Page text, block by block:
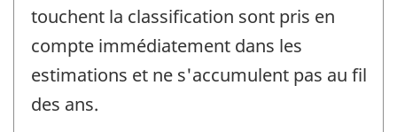
touchent la classification sont pris en
compte immédiatement dans les
estimations et ne s'accumulent pas au fil
des ans.